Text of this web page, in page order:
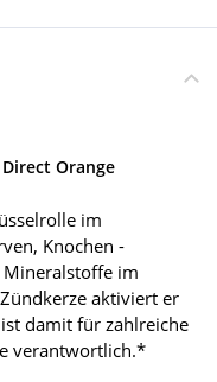
Direct Orange
im
Knochen -
im
aktiviert er
damit für zahlreiche
verantwortlich.*